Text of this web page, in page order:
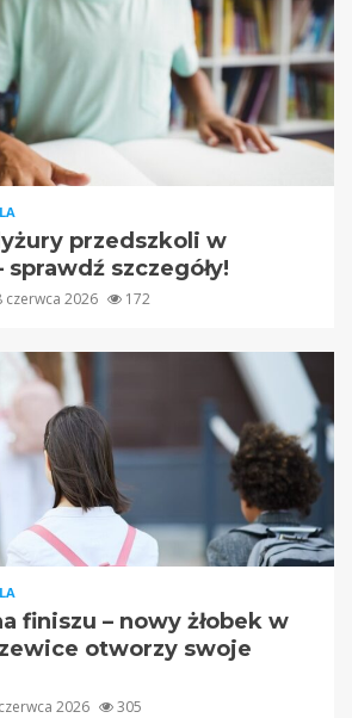
przedszkoli w
szczegóły!
czerwca 2026 172
finiszu – nowy żłobek w
otworzy swoje
2026 305